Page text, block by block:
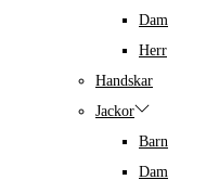
Dam
Herr
Handskar
Jackor
Barn
Dam